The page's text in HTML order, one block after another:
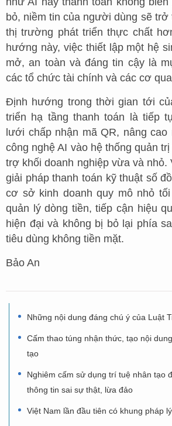
bỏ, niềm tin của người dùng sẽ trở
thị trường phát triển thực chất
hướng này, việc thiết lập một hệ
mở, an toàn và đáng tin cậy là
các tổ chức tài chính và các cơ
Định hướng trong thời gian tới
triển hạ tầng thanh toán là tiếp
lưới chấp nhận mã QR, nâng
công nghệ AI vào hệ thống quản
trợ khối doanh nghiệp vừa và nhỏ.
giải pháp thanh toán kỹ thuật số
cơ sở kinh doanh quy mô nhỏ
quản lý dòng tiền, tiếp cận hiệu
hiện đại và không bị bỏ lại phía
tiêu dùng không tiền mặt.
Bảo An
Những nội dung đáng chú ý của Luật
Cấm thao túng nhận thức, tạo nội
tạo
Nghiêm cấm sử dụng trí tuệ nhân tạo
thông tin sai sự thật, lừa đảo
Việt Nam lần đầu tiên có khung pháp